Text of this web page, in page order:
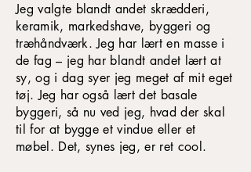
Jeg valgte blandt andet skrædderi,
keramik, markedshave, byggeri og
træhåndværk. Jeg har lært en masse i
de fag – jeg har blandt andet lært at
sy, og i dag syer jeg meget af mit eget
tøj. Jeg har også lært det basale
byggeri, så nu ved jeg, hvad der skal
til for at bygge et vindue eller et
møbel. Det, synes jeg, er ret cool.